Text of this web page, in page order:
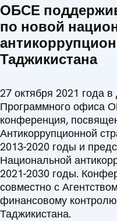
ОБСЕ
по новой
Таджикистана
27 октября 2021 года
Программного офиса
конференция,
Антикоррупционной
2013-2020 годы и
Национальной
2021-2030 годы.
совместно с
финансовому
Таджикистана.